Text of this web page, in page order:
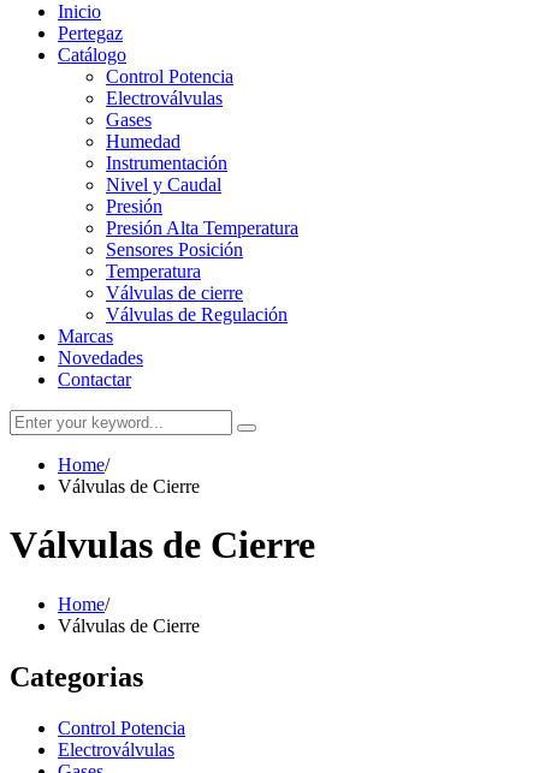
Inicio
Pertegaz
Catálogo
Control Potencia
Electroválvulas
Gases
Humedad
Instrumentación
Nivel y Caudal
Presión
Presión Alta Temperatura
Sensores Posición
Temperatura
Válvulas de cierre
Válvulas de Regulación
Marcas
Novedades
Contactar
Home/
Válvulas de Cierre
Válvulas de Cierre
Home/
Válvulas de Cierre
Categorias
Control Potencia
Electroválvulas